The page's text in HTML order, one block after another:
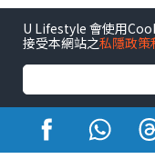
U Lifestyle 會使用
接受本網站之私隱政策